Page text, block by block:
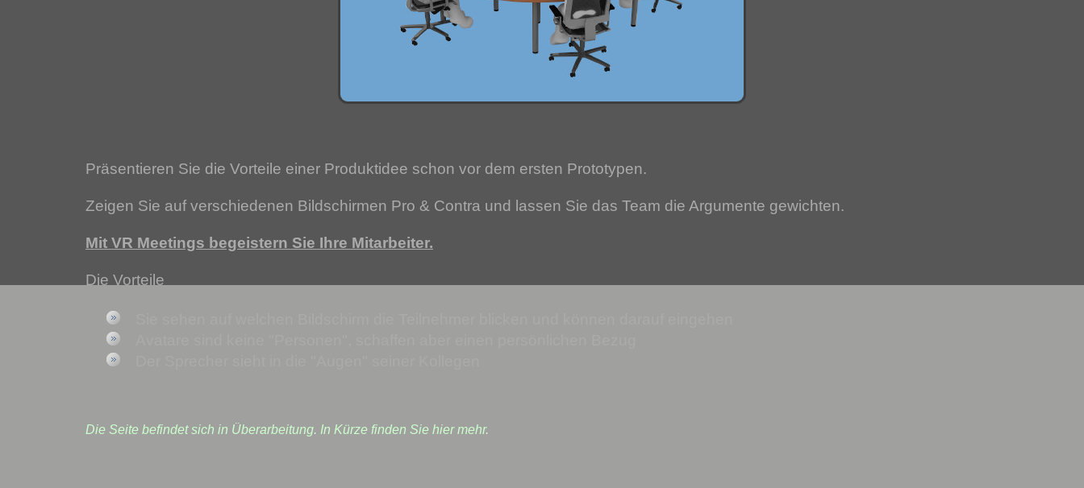
Präsentieren Sie die Vorteile einer Produktidee schon vor dem ersten Prototypen.
Zeigen Sie auf verschiedenen Bildschirmen Pro & Contra und lassen Sie das Team die Argumente gewichten.
Mit VR Meetings begeistern Sie Ihre Mitarbeiter.
Die Vorteile
Die Seite befindet sich in Überarbeitung. In Kürze finden Sie hier mehr.